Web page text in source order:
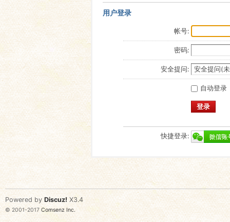
用户登录
帐号:
密码:
安全提问:
自动登录
登录
快捷登录:
Powered by Discuz! X3.4
© 2001-2017 Comsenz Inc.